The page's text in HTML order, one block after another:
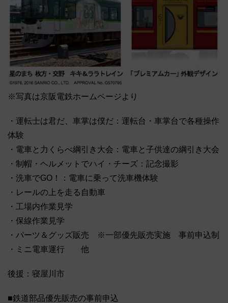
※写真は京阪電鉄ホームページより
・運転士は君だ、車掌は僕だ：運転台・車掌台で各種操作
体験
・電車と力くらべ綱引き大会：電車と子供達の綱引き大会
・制帽・ヘルメットでハイ・チーズ：記念撮影
・洗車でGO！：電車に乗って洗車機体験
・レールの上を走る自動車
・工場内作業見学
・保線作業見学
・パーツ＆グッズ販売 ※一部優先販売実施 事前申込制
・ミニ電車運行 他
後援：寝屋川市
■鉄道部品優先販売の事前申込